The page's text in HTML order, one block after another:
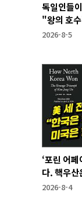
독일인들
"왕의 호
2026-8-5
‘포린 어
다. 핵우산
2026-8-4